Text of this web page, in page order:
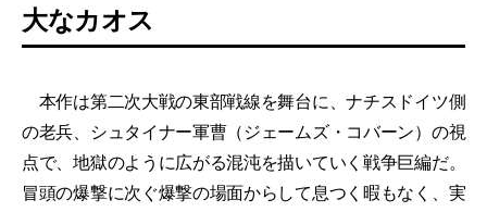
大なカオス
本作は第二次大戦の東部戦線を舞台に、ナチスドイツ側
の老兵、シュタイナー軍曹（ジェームズ・コバーン）の視
点で、地獄のように広がる混沌を描いていく戦争巨編だ。
冒頭の爆撃に次ぐ爆撃の場面からして息つく暇もなく、実